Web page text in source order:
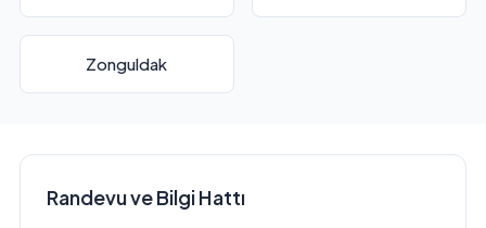
Zonguldak
Randevu ve Bilgi Hattı